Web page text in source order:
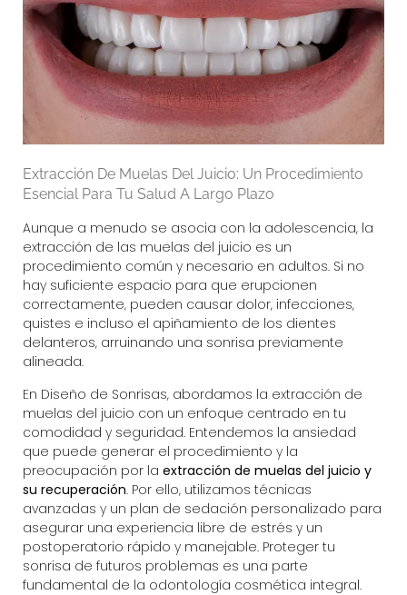
Extracción De Muelas Del Juicio: Un Procedimiento
Esencial Para Tu Salud A Largo Plazo
Aunque a menudo se asocia con la adolescencia, la
extracción de las muelas del juicio es un
procedimiento común y necesario en adultos. Si no
hay suficiente espacio para que erupcionen
correctamente, pueden causar dolor, infecciones,
quistes e incluso el apiñamiento de los dientes
delanteros, arruinando una sonrisa previamente
alineada.
En Diseño de Sonrisas, abordamos la extracción de
muelas del juicio con un enfoque centrado en tu
comodidad y seguridad. Entendemos la ansiedad
que puede generar el procedimiento y la
preocupación por la extracción de muelas del juicio y
su recuperación. Por ello, utilizamos técnicas
avanzadas y un plan de sedación personalizado para
asegurar una experiencia libre de estrés y un
postoperatorio rápido y manejable. Proteger tu
sonrisa de futuros problemas es una parte
fundamental de la odontología cosmética integral.